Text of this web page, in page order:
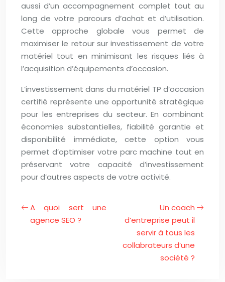
aussi d’un accompagnement complet tout au
long de votre parcours d’achat et d’utilisation.
Cette approche globale vous permet de
maximiser le retour sur investissement de votre
matériel tout en minimisant les risques liés à
l’acquisition d’équipements d’occasion.
L’investissement dans du matériel TP d’occasion
certifié représente une opportunité stratégique
pour les entreprises du secteur. En combinant
économies substantielles, fiabilité garantie et
disponibilité immédiate, cette option vous
permet d’optimiser votre parc machine tout en
préservant votre capacité d’investissement
pour d’autres aspects de votre activité.
A quoi sert une
agence SEO ?
Un coach
d’entreprise peut il
servir à tous les
collabrateurs d’une
société ?